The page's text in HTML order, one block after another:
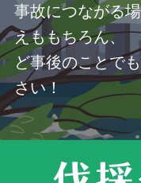
事故につながる
えももちろん、
ど事後のことで
さい！